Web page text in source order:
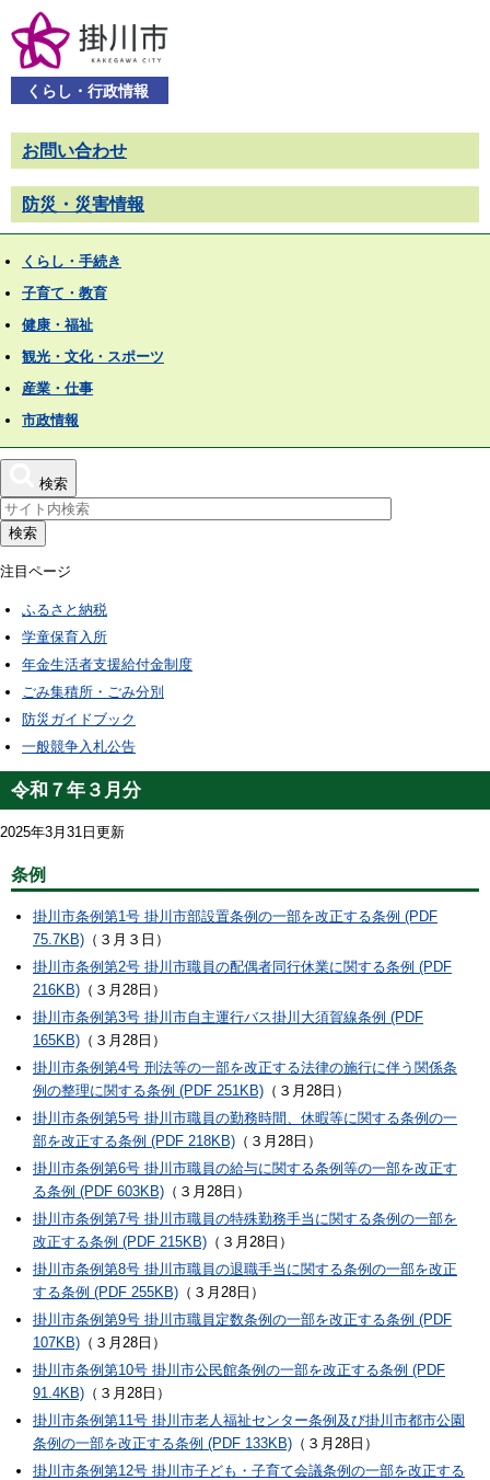
くらし・行政情報
お問い合わせ
防災・災害情報
くらし・手続き
子育て・教育
健康・福祉
観光・文化・スポーツ
産業・仕事
市政情報
検索
検索
注目ページ
ふるさと納税
学童保育入所
年金生活者支援給付金制度
ごみ集積所・ごみ分別
防災ガイドブック
一般競争入札公告
令和７年３月分
2025年3月31日更新
条例
掛川市条例第1号 掛川市部設置条例の一部を改正する条例 (PDF
75.7KB) （３月３日）
掛川市条例第2号 掛川市職員の配偶者同行休業に関する条例 (PDF
216KB) （３月28日）
掛川市条例第3号 掛川市自主運行バス掛川大須賀線条例 (PDF
165KB) （３月28日）
掛川市条例第4号 刑法等の一部を改正する法律の施行に伴う関係条
例の整理に関する条例 (PDF 251KB) （３月28日）
掛川市条例第5号 掛川市職員の勤務時間、休暇等に関する条例の一
部を改正する条例 (PDF 218KB) （３月28日）
掛川市条例第6号 掛川市職員の給与に関する条例等の一部を改正す
る条例 (PDF 603KB) （３月28日）
掛川市条例第7号 掛川市職員の特殊勤務手当に関する条例の一部を
改正する条例 (PDF 215KB) （３月28日）
掛川市条例第8号 掛川市職員の退職手当に関する条例の一部を改正
する条例 (PDF 255KB) （３月28日）
掛川市条例第9号 掛川市職員定数条例の一部を改正する条例 (PDF
107KB) （３月28日）
掛川市条例第10号 掛川市公民館条例の一部を改正する条例 (PDF
91.4KB) （３月28日）
掛川市条例第11号 掛川市老人福祉センター条例及び掛川市都市公園
条例の一部を改正する条例 (PDF 133KB) （３月28日）
掛川市条例第12号 掛川市子ども・子育て会議条例の一部を改正する